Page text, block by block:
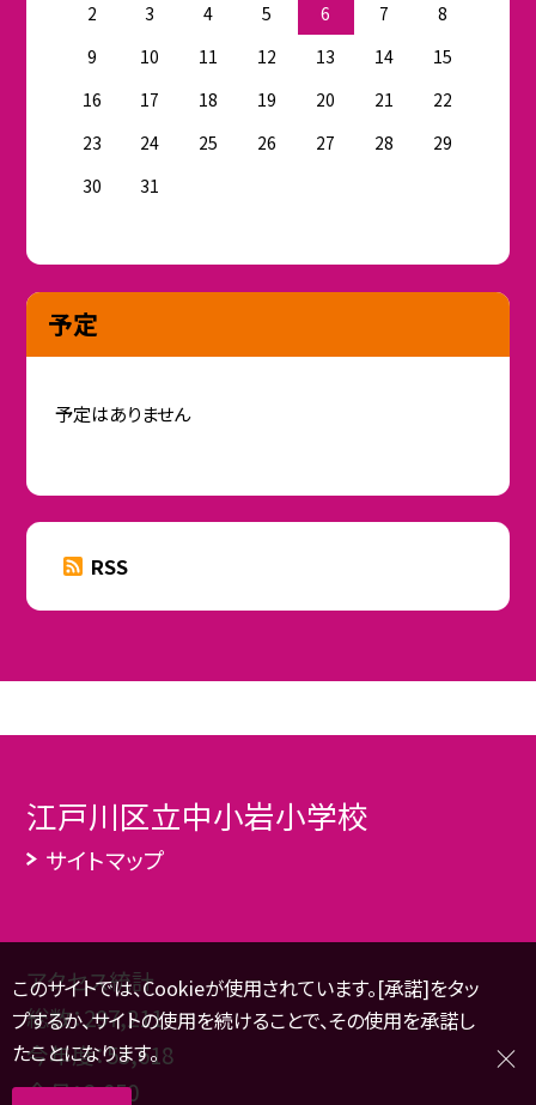
2
3 4 5 6 7
8
9
10 11 12 13 14
15
16
17 18 19 20 21
22
23
24 25 26 27 28
29
30
31
予定
予定はありません
RSS
江戸川区立中小岩小学校
サイトマップ
アクセス統計
総数：297,211
今年度：53,618
今月：2,050
このサイトでは、Cookieが使用されています。[承諾]をタッ
プするか、サイトの使用を続けることで、その使用を承諾し
たことになります。